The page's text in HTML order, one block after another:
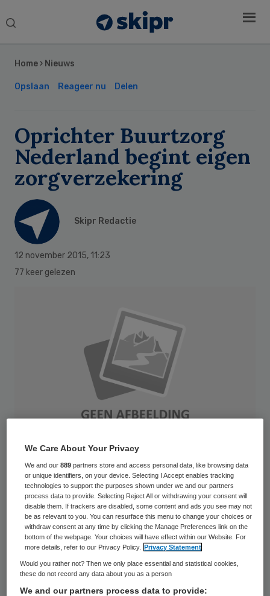
Search
Home › Nieuws
Opslaan Reageer nu Delen
Oprichter Buurtzorg
Nederland begint eigen
zorgverzekering
Skipr Redactie
12 november 2015, 11:23
77 keer gelezen
AppleMark
Jos de Blok, oprichter van Buurtzorg
Nederland, begint een eigen
zorgverzekering. De Blok wil in 2017 met de
nieuwe zorgverzekering de markt op om de
concurrentie aan te gaan met grote
Sidebar
We Care About Your Privacy
We and our889 partners store and access personal data, like browsing data
or unique identifiers, on your device. Selecting I Accept enables tracking
technologies to support the purposes shown under we and our partners
process data to provide. Selecting Reject All or withdrawing your consent will
disable them. If trackers are disabled, some content and ads you see may not
be as relevant to you. You can resurface this menu to change your choices or
withdraw consent at any time by clicking the Manage Preferences link on the
bottom of the webpage. Your choices will have effect within our Website. For
more details, refer to our Privacy Policy.
Privacy Statement
Would you rather not? Then we only place essential and statistical cookies,
these do not record any data about you as a person
We and our partners process data to provide: